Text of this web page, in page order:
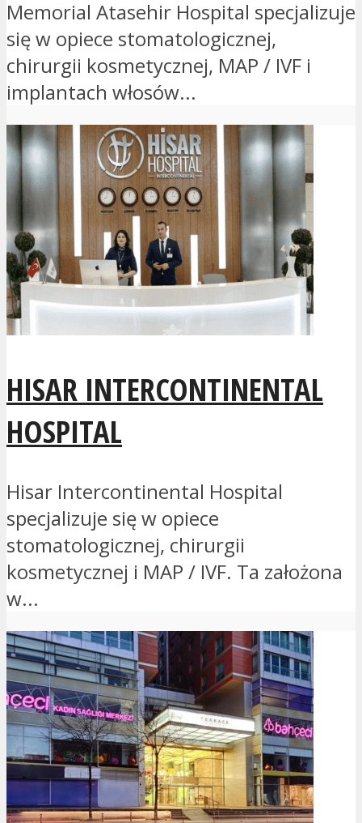
Memorial Atasehir Hospital specjalizuje
się w opiece stomatologicznej,
chirurgii kosmetycznej, MAP / IVF i
implantach włosów...
HISAR INTERCONTINENTAL
HOSPITAL
Hisar Intercontinental Hospital
specjalizuje się w opiece
stomatologicznej, chirurgii
kosmetycznej i MAP / IVF. Ta założona
w...